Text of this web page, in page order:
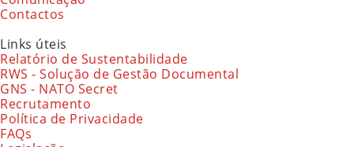
Contactos
Links úteis
Relatório de Sustentabilidade
RWS - Solução de Gestão Documental
GNS - NATO Secret
Recrutamento
Política de Privacidade
FAQs